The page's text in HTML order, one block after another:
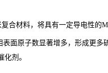
合材料，将具有一定导电性的
面原子数显著增多，形成更
剂。